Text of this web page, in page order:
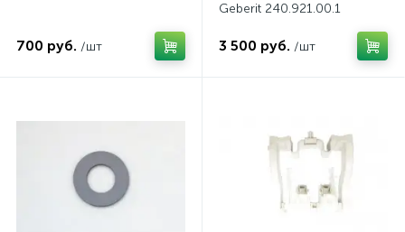
700 руб. /шт
Geberit 240.921.00.1
3 500 руб. /шт